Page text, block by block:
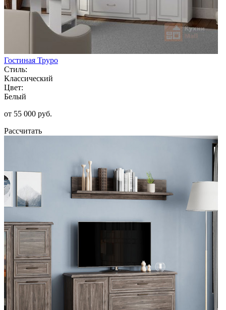
Гостиная Труро
Стиль:
Классический
Цвет:
Белый
от 55 000 руб.
Рассчитать